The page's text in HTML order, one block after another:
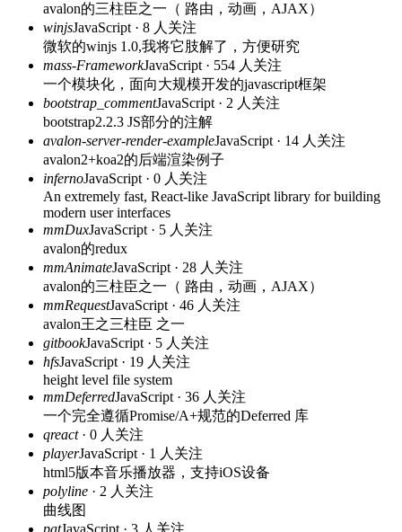
avalon的三柱臣之一（ 路由，动画，AJAX）
winjsJavaScript · 8 人关注
微软的winjs 1.0,我将它肢解了，方便研究
mass-FrameworkJavaScript · 554 人关注
一个模块化，面向大规模开发的javascript框架
bootstrap_commentJavaScript · 2 人关注
bootstrap2.2.3 JS部分的注解
avalon-server-render-exampleJavaScript · 14 人关注
avalon2+koa2的后端渲染例子
infernoJavaScript · 0 人关注
An extremely fast, React-like JavaScript library for building
modern user interfaces
mmDuxJavaScript · 5 人关注
avalon的redux
mmAnimateJavaScript · 28 人关注
avalon的三柱臣之一（ 路由，动画，AJAX）
mmRequestJavaScript · 46 人关注
avalon王之三柱臣 之一
gitbookJavaScript · 5 人关注
hfsJavaScript · 19 人关注
height level file system
mmDeferredJavaScript · 36 人关注
一个完全遵循Promise/A+规范的Deferred 库
qreact· 0 人关注
playerJavaScript · 1 人关注
html5版本音乐播放器，支持iOS设备
polyline · 2 人关注
曲线图